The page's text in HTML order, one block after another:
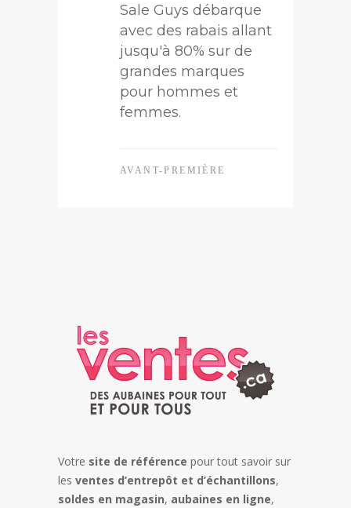
Sale Guys débarque
avec des rabais allant
jusqu'à 80% sur de
grandes marques
pour hommes et
femmes.
AVANT-PREMIÈRE
Votre site de référence pour tout savoir sur
les ventes d’entrepôt et d’échantillons,
soldes en magasin, aubaines en ligne,